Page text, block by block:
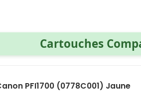
Cartouches
PFI1700 (0778C001) Jaune